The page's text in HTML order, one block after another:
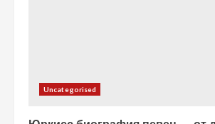
Uncategorised